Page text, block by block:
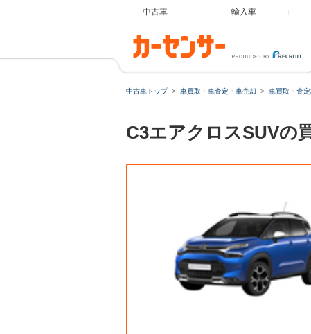
中古車 輸入車
中古車トップ 車買取・車査定・車売却 車買取・査
C3エアクロスSUVの